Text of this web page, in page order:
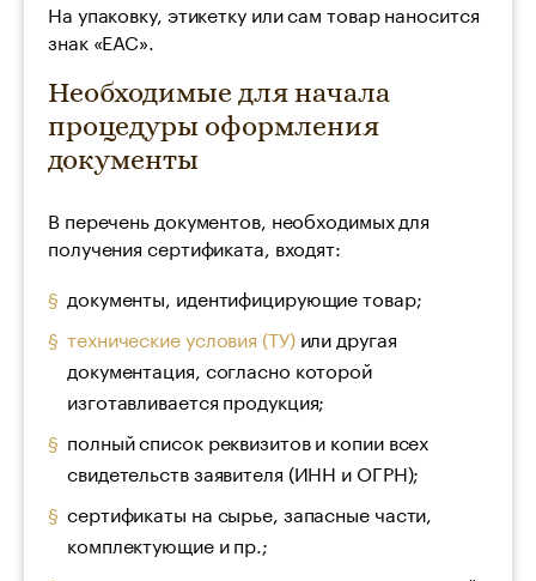
На упаковку, этикетку или сам товар наносится
знак «ЕАС».
Необходимые для начала
процедуры оформления
документы
В перечень документов, необходимых для
получения сертификата, входят:
документы, идентифицирующие товар;
технические условия (ТУ)или другая
документация, согласно которой
изготавливается продукция;
полный список реквизитов и копии всех
свидетельств заявителя (ИНН и ОГРН);
сертификаты на сырье, запасные части,
комплектующие и пр.;